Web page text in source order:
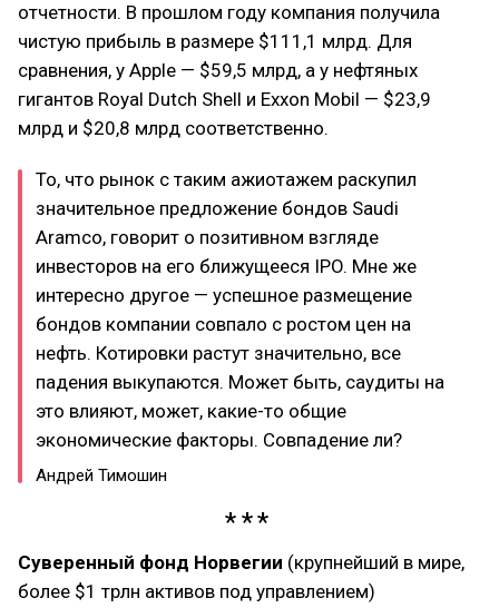
отчетности. В прошлом году компания получила
чистую прибыль в размере $111,1 млрд. Для
сравнения, у Apple — $59,5 млрд, а у нефтяных
гигантов Royal Dutch Shell и Exxon Mobil — $23,9
млрд и $20,8 млрд соответственно.
То, что рынок с таким ажиотажем раскупил
значительное предложение бондов Saudi
Aramco, говорит о позитивном взгляде
инвесторов на его ближущееся IPO. Мне же
интересно другое — успешное размещение
бондов компании совпало с ростом цен на
нефть. Котировки растут значительно, все
падения выкупаются. Может быть, саудиты на
это влияют, может, какие-то общие
экономические факторы. Совпадение ли?
Андрей Тимошин
Суверенный фонд Норвегии (крупнейший в мире,
более $1 трлн активов под управлением)